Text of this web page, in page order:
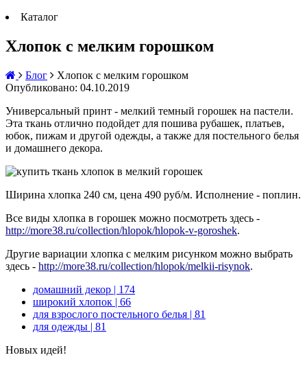
Каталог
Хлопок с мелким горошком
Блог
Хлопок с мелким горошком
Опубликовано: 04.10.2019
Универсальный принт - мелкий темный горошек на пастели.
Эта ткань отлично подойдет для пошива рубашек, платьев,
юбок, пижам и другой одежды, а также для постельного белья
и домашнего декора.
Ширина хлопка 240 см, цена 490 руб/м. Исполнение - поплин.
Все виды хлопка в горошек можно посмотреть здесь -
http://more38.ru/collection/hlopok/hlopok-v-goroshek.
Другие вариации хлопка с мелким рисунком можно выбрать
здесь - http://more38.ru/collection/hlopok/melkii-risynok.
домашний декор | 174
широкий хлопок | 66
для взрослого постельного белья | 81
для одежды | 81
Новых идей!